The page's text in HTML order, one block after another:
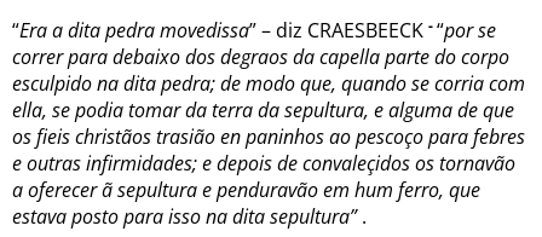
“Era a dita pedra movedissa” – diz CRAESBEECK -“por se
correr para debaixo dos degraos da capella parte do corpo
esculpido na dita pedra; de modo que, quando se corria com
ella, se podia tomar da terra da sepultura, e alguma de que
os fieis christãos trasião en paninhos ao pescoço para febres
e outras infirmidades; e depois de convaleçidos os tornavão
a oferecer ã sepultura e penduravão em hum ferro, que
estava posto para isso na dita sepultura”.